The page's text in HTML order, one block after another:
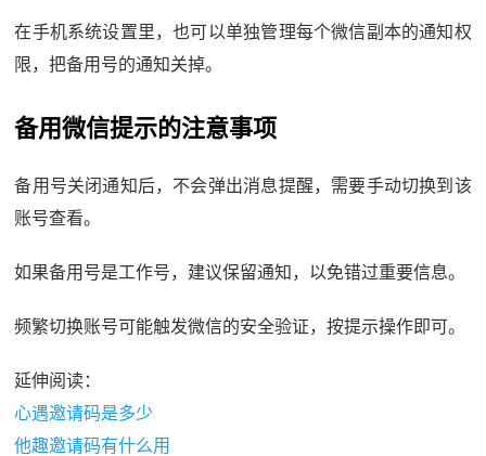
在手机系统设置里，也可以单独管理每个微信副本的通知权
限，把备用号的通知关掉。
备用微信提示的注意事项
备用号关闭通知后，不会弹出消息提醒，需要手动切换到该
账号查看。
如果备用号是工作号，建议保留通知，以免错过重要信息。
频繁切换账号可能触发微信的安全验证，按提示操作即可。
延伸阅读：
心遇邀请码是多少
他趣邀请码有什么用